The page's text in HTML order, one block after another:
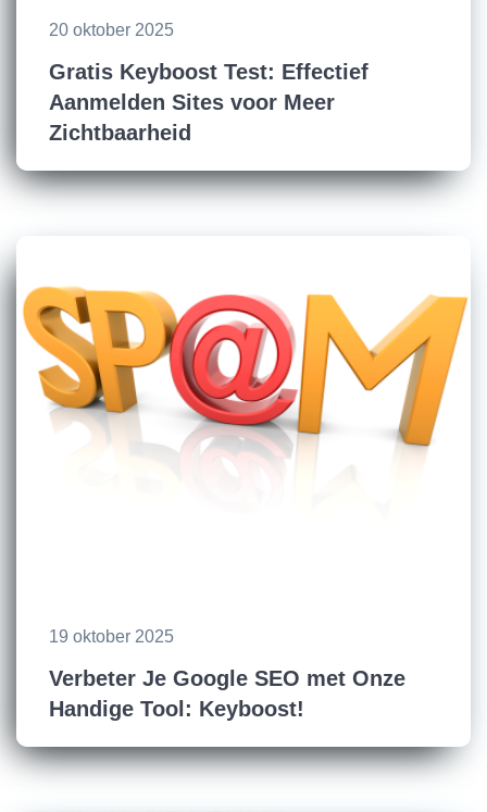
20 oktober 2025
Gratis Keyboost Test: Effectief
Aanmelden Sites voor Meer
Zichtbaarheid
19 oktober 2025
Verbeter Je Google SEO met Onze
Handige Tool: Keyboost!